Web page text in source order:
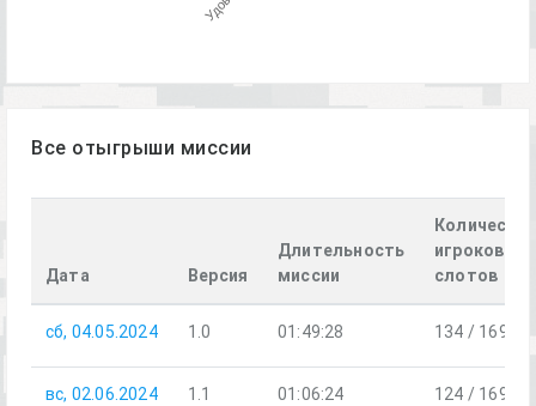
Все отыгрыши миссии
Дата Версия
Длительность
миссии
игроков /
слотов
сб, 04.05.2024 1.0 01:49:28 134 / 169
вс, 02.06.2024 1.1 01:06:24 124 / 169